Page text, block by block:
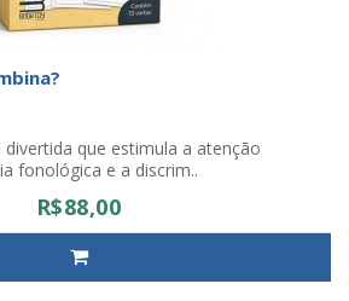
divertida que estimula a atenção
fonológica e a discrim..
R$88,00